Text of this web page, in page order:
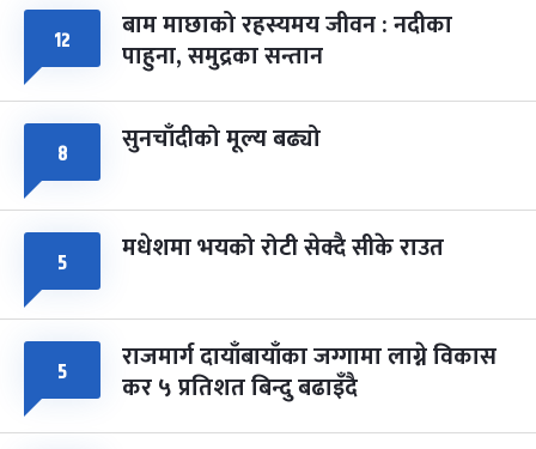
८ फागुपूर्णिमा
चैत्र ८, २०८३-Mar 22, 2027
७ महिना बाँकी
१२ बाम माछाको रहस्यमय जीवन : नदीका
पाहुना, समुद्रका सन्तान
८ सुनचाँदीको मूल्य बढ्यो
५ मधेशमा भयको रोटी सेक्दै सीके राउत
५ राजमार्ग दायाँबायाँका जग्गामा लाग्ने विकास
कर ५ प्रतिशत बिन्दु बढाइँदै